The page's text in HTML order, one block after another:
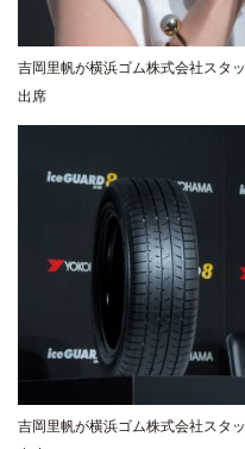
吉岡里帆が横浜ゴム株式会社スタ
出席
吉岡里帆が横浜ゴム株式会社スタ